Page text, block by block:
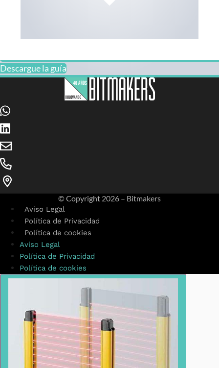
Descargue la guía
© Copyright 2026 – Bitmakers
Aviso Legal
Política de Privacidad
Política de cookies
Aviso Legal
Política de Privacidad
Política de cookies